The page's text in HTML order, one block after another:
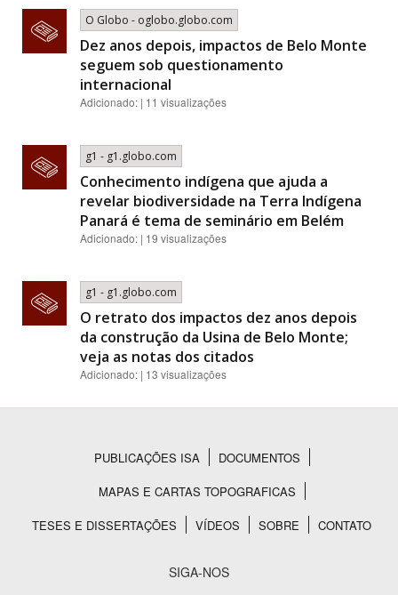
O Globo - oglobo.globo.com
Dez anos depois, impactos de Belo Monte
seguem sob questionamento
internacional
Adicionado: | 11 visualizações
g1 - g1.globo.com
Conhecimento indígena que ajuda a
revelar biodiversidade na Terra Indígena
Panará é tema de seminário em Belém
Adicionado: | 19 visualizações
g1 - g1.globo.com
O retrato dos impactos dez anos depois
da construção da Usina de Belo Monte;
veja as notas dos citados
Adicionado: | 13 visualizações
Rodapé
PUBLICAÇÕES ISA
DOCUMENTOS
MAPAS E CARTAS TOPOGRAFICAS
TESES E DISSERTAÇÕES
VÍDEOS SOBRE CONTATO
SIGA-NOS